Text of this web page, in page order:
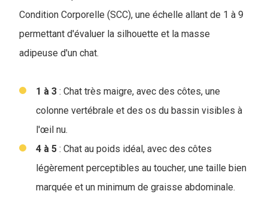
Condition Corporelle (SCC), une échelle allant de 1 à 9
permettant d'évaluer la silhouette et la masse
adipeuse d'un chat.
1 à 3 : Chat très maigre, avec des côtes, une
colonne vertébrale et des os du bassin visibles à
l'œil nu.
4 à 5 : Chat au poids idéal, avec des côtes
légèrement perceptibles au toucher, une taille bien
marquée et un minimum de graisse abdominale.